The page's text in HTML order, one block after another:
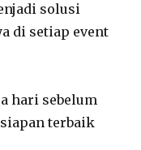
solusi
di setiap event
hari sebelum
terbaik